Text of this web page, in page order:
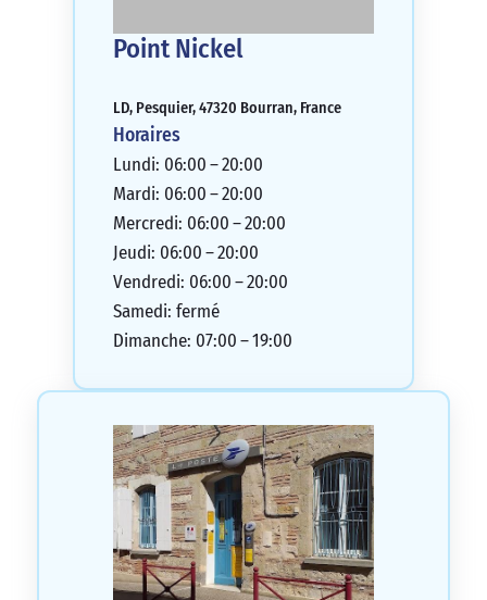
Point Nickel
LD, Pesquier, 47320 Bourran, France
Horaires
Lundi: 06:00 – 20:00
Mardi: 06:00 – 20:00
Mercredi: 06:00 – 20:00
Jeudi: 06:00 – 20:00
Vendredi: 06:00 – 20:00
Samedi: fermé
Dimanche: 07:00 – 19:00